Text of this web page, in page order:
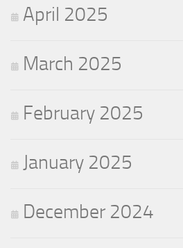
April 2025
March 2025
February 2025
January 2025
December 2024